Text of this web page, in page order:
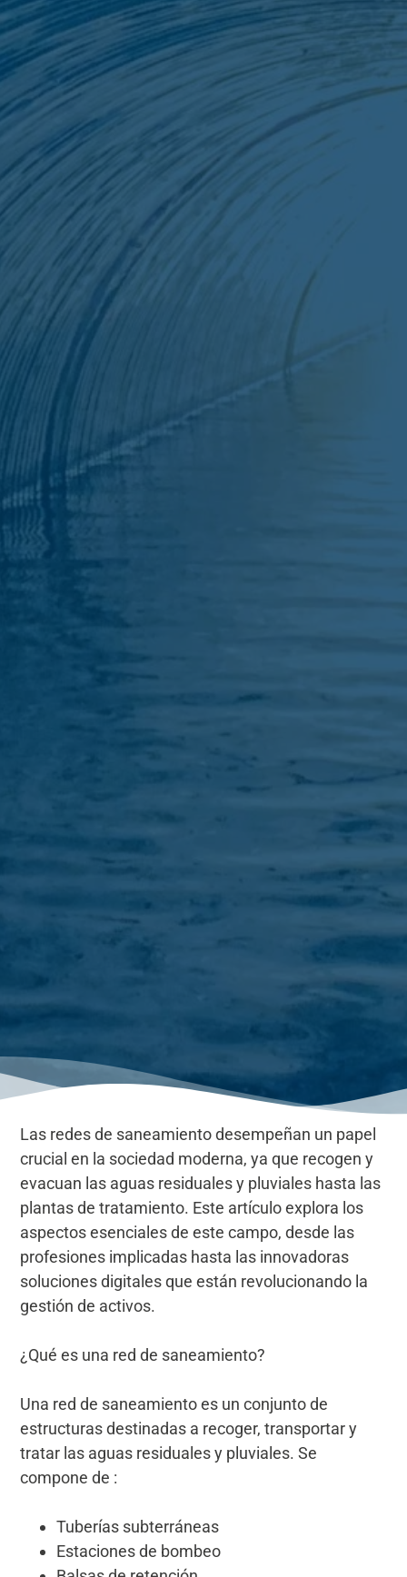
Las redes de saneamiento desempeñan un papel
crucial en la sociedad moderna, ya que recogen y
evacuan las aguas residuales y pluviales hasta las
plantas de tratamiento. Este artículo explora los
aspectos esenciales de este campo, desde las
profesiones implicadas hasta las innovadoras
soluciones digitales que están revolucionando la
gestión de activos.
¿Qué es una red de saneamiento?
Una red de saneamiento es un conjunto de
estructuras destinadas a recoger, transportar y
tratar las aguas residuales y pluviales. Se
compone de :
Tuberías subterráneas
Estaciones de bombeo